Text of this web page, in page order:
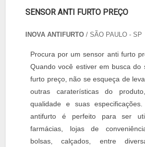
SENSOR ANTI FURTO PREÇO
INOVA ANTIFURTO / SÃO PAULO - SP
Procura por um sensor anti furto
Quando você estiver em busca do
furto preço, não se esqueça de
outras caraterísticas do
qualidade e suas
antifurto é perfeito para ser
farmácias, lojas de
bolsas, calçados, entre